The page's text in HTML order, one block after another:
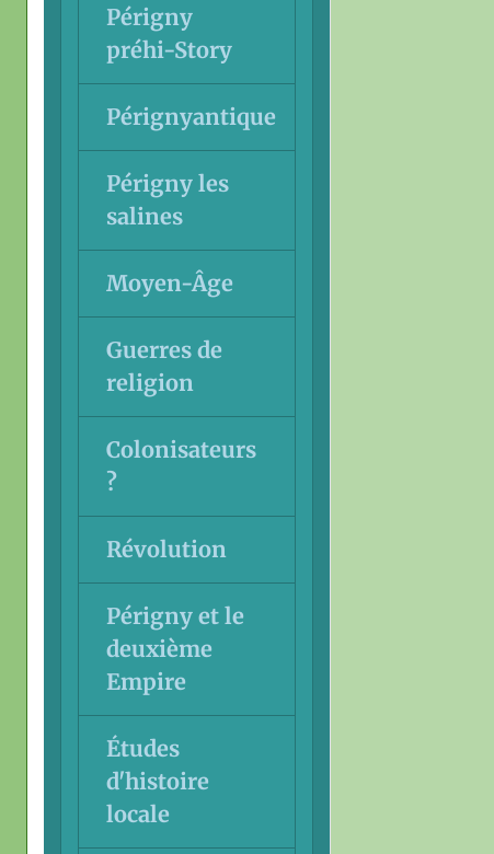
Périgny
préhi-Story
Pérignyantique
Périgny les
salines
Moyen-Âge
Guerres de
religion
Colonisateurs
?
Révolution
Périgny et le
deuxième
Empire
Études
d'histoire
locale